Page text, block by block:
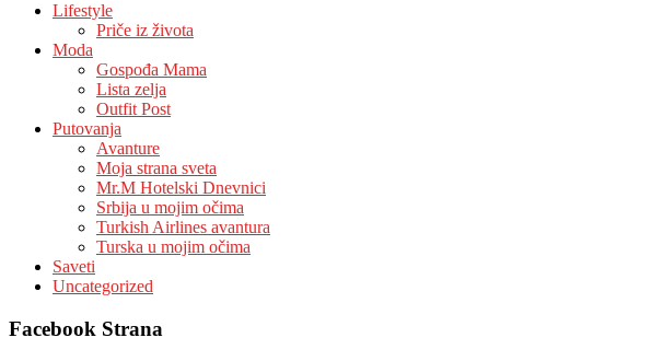
Lifestyle
Priče iz života
Moda
Gospođa Mama
Lista zelja
Outfit Post
Putovanja
Avanture
Moja strana sveta
Mr.M Hotelski Dnevnici
Srbija u mojim očima
Turkish Airlines avantura
Turska u mojim očima
Saveti
Uncategorized
Facebook Strana